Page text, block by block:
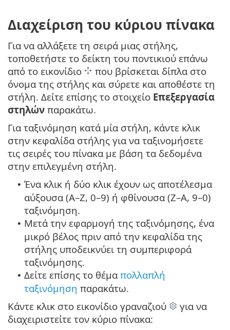
Διαχείριση του κύριου πίνακα
Για να αλλάξετε τη σειρά μιας στήλης,
τοποθετήστε το δείκτη του ποντικιού επάνω
από το εικονίδιο
που βρίσκεται δίπλα στο
όνομα της στήλης και σύρετε και αποθέστε τη
στήλη. Δείτε επίσης το στοιχείο Επεξεργασία
στηλών παρακάτω.
Για ταξινόμηση κατά μία στήλη, κάντε κλικ
στην κεφαλίδα στήλης για να ταξινομήσετε
τις σειρές του πίνακα με βάση τα δεδομένα
στην επιλεγμένη στήλη.
• Ένα κλικ ή δύο κλικ έχουν ως αποτέλεσμα
αύξουσα (A–Z, 0–9) ή φθίνουσα (Z–A, 9–0)
ταξινόμηση.
• Μετά την εφαρμογή της ταξινόμησης, ένα
μικρό βέλος πριν από την κεφαλίδα της
στήλης υποδεικνύει τη συμπεριφορά
ταξινόμησης.
• Δείτε επίσης το θέμαπολλαπλή
ταξινόμηση παρακάτω.
Κάντε κλικ στο εικονίδιο γραναζιού
για να
διαχειριστείτε τον κύριο πίνακα: